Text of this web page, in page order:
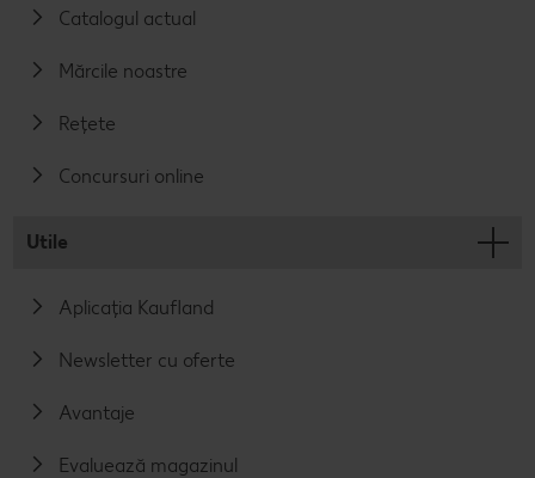
Catalogul actual
Mărcile noastre
Rețete
Concursuri online
Utile
Aplicația Kaufland
Newsletter cu oferte
Avantaje
Evaluează magazinul